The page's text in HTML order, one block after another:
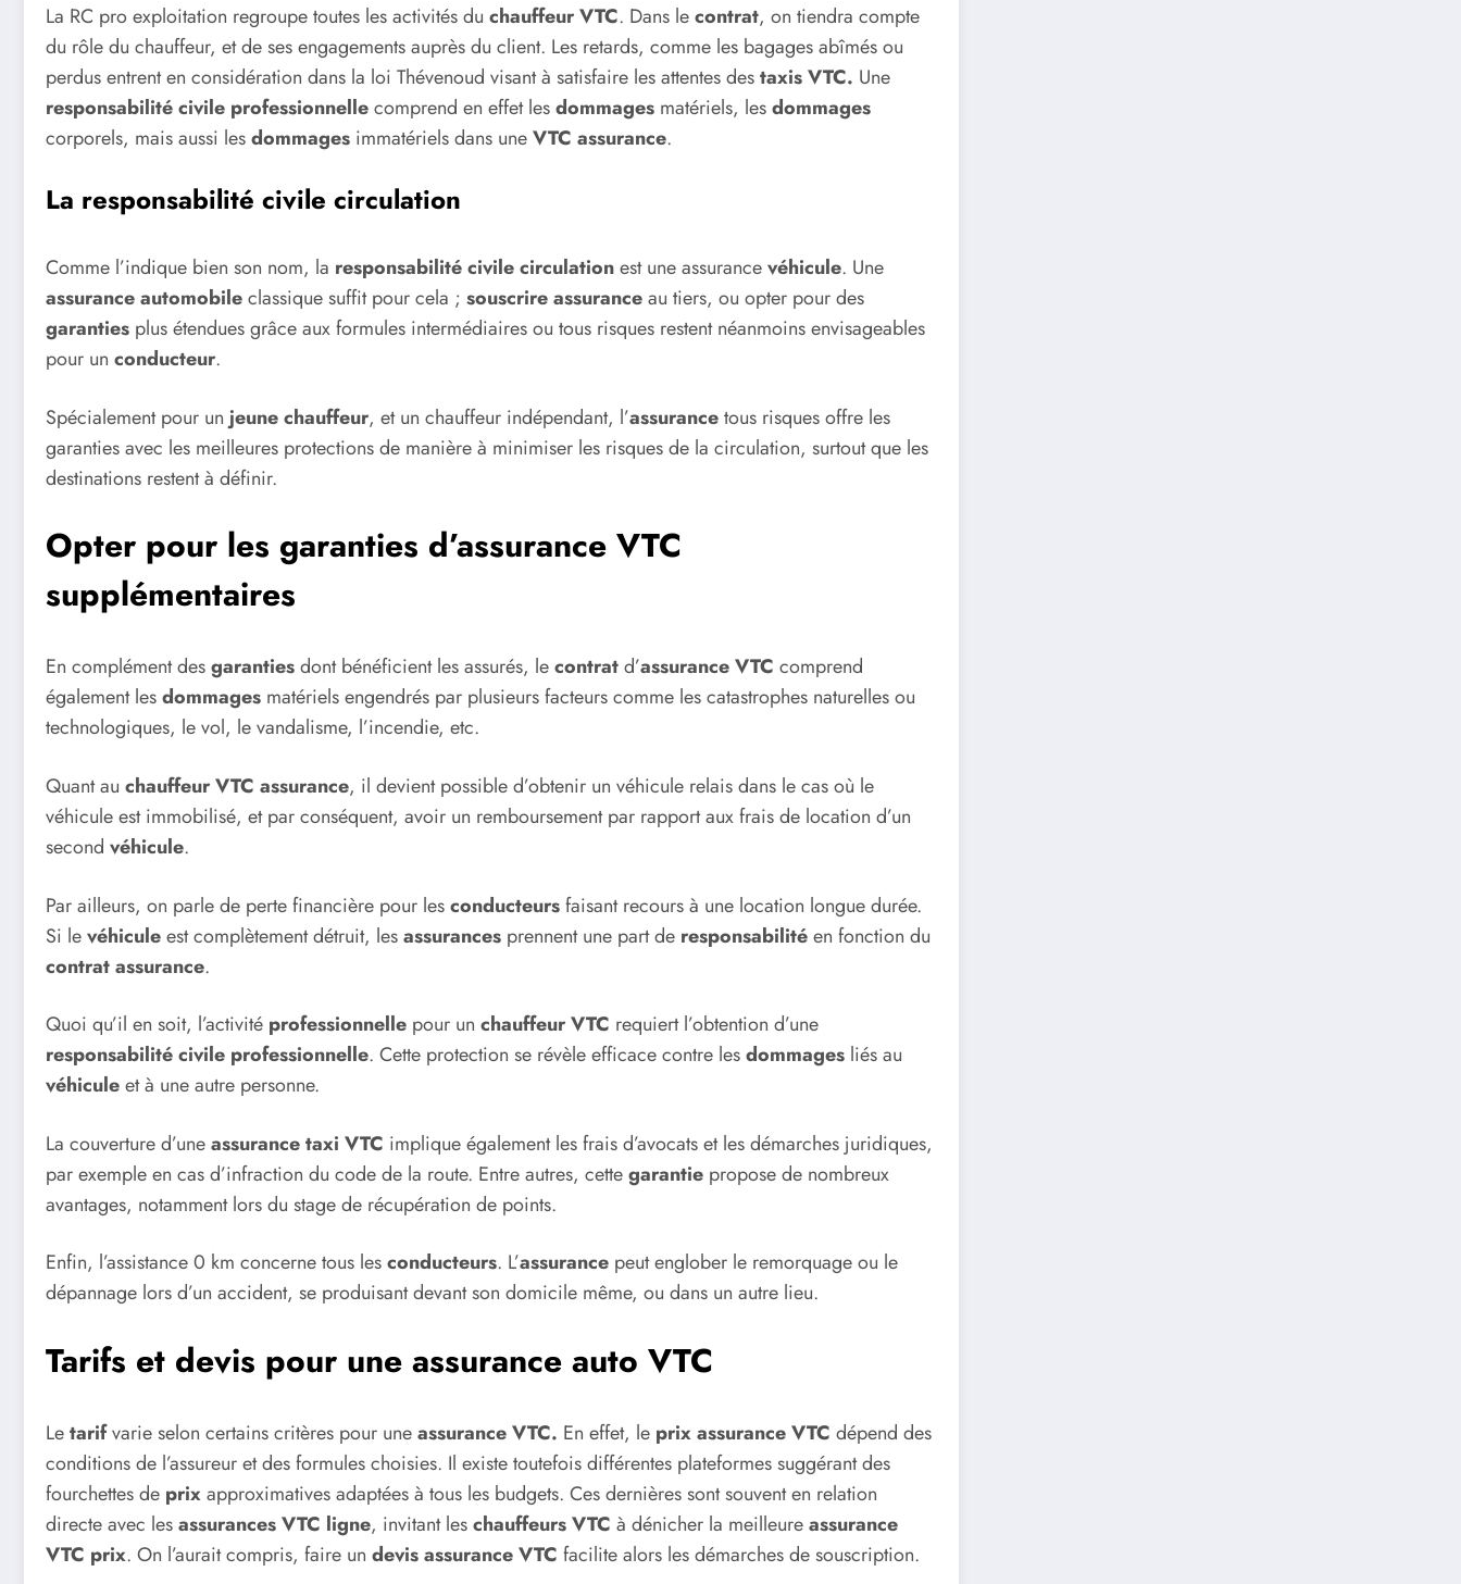
La RC pro exploitation regroupe toutes les activités du chauffeur VTC. Dans lecontrat, on tiendra compte
du rôle du chauffeur, et de ses engagements auprès du client. Les retards, comme les bagages abîmés ou
perdus entrent en considération dans la loi Thévenoud visant à satisfaire les attentes destaxis VTC. Une
responsabilité civile professionnellecomprend en effet lesdommages matériels, lesdommages
corporels, mais aussi lesdommages immatériels dans uneVTC assurance.
La responsabilité civile circulation
Comme l’indique bien son nom, la responsabilité civilecirculationest une assurancevéhicule. Une
assurance automobileclassique suffit pour cela ; souscrire assuranceau tiers, ou opter pour des
garanties plus étendues grâce aux formules intermédiaires ou tous risques restent néanmoins envisageables
pour un conducteur.
Spécialement pour un jeune chauffeur, et un chauffeur indépendant, l’assurancetous risques offre les
garanties avec les meilleures protections de manière à minimiser les risques de la circulation, surtout que les
destinations restent à définir.
Opter pour les garanties d’assurance VTC
supplémentaires
En complément desgarantiesdont bénéficient les assurés, lecontratd’assurance VTC comprend
également lesdommages matériels engendrés par plusieurs facteurs comme les catastrophes naturelles ou
technologiques, le vol, le vandalisme, l’incendie, etc.
Quant au chauffeur VTC assurance, il devient possible d’obtenir un véhicule relais dans le cas où le
véhicule est immobilisé, et par conséquent, avoir un remboursement par rapport aux frais de location d’un
second véhicule.
Par ailleurs, on parle de perte financière pour lesconducteursfaisant recours à une location longue durée.
Si levéhiculeest complètement détruit, lesassurances prennent une part de responsabilitéen fonction du
contrat assurance.
Quoi qu’il en soit, l’activité professionnelle pour un chauffeur VTC requiert l’obtention d’une
responsabilité civile professionnelle. Cette protection se révèle efficace contre lesdommages liés au
véhiculeet à une autre personne.
La couverture d’uneassurance taxi VTC implique également les frais d’avocats et les démarches juridiques,
par exemple en cas d’infraction du code de la route. Entre autres, cettegarantie propose de nombreux
avantages, notamment lors du stage de récupération de points.
Enfin, l’assistance 0 km concerne tous lesconducteurs. L’assurance peut englober le remorquage ou le
dépannage lors d’un accident, se produisant devant son domicile même, ou dans un autre lieu.
Tarifs et devis pour une assurance auto VTC
Letarifvarie selon certains critères pour uneassurance VTC. En effet, le prix assurance VTC dépend des
conditions de l’assureur et des formules choisies. Il existe toutefois différentes plateformes suggérant des
fourchettes de prixapproximatives adaptées à tous les budgets. Ces dernières sont souvent en relation
directe avec lesassurances VTC ligne, invitant leschauffeurs VTC à dénicher la meilleureassurance
VTC prix. On l’aurait compris, faire un devis assurance VTC facilitealors les démarches de souscription.